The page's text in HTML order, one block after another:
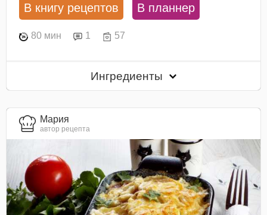
В книгу рецептов В планнер
80 мин 1 57
Ингредиенты
Мария
автор рецепта